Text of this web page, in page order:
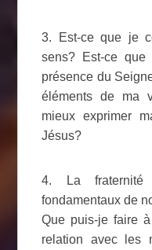
3. Est-ce que je
sens? Est-ce
présence du
éléments de ma
mieux exprimer
Jésus?
4. La fraternité
fondamentaux de
Que puis-je faire
relation avec les